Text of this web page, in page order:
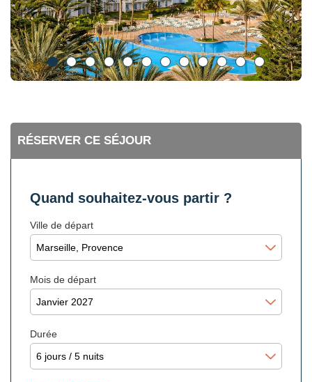
RÉSERVER CE SÉJOUR
Quand souhaitez-vous partir ?
Ville de départ
Mois de départ
Durée